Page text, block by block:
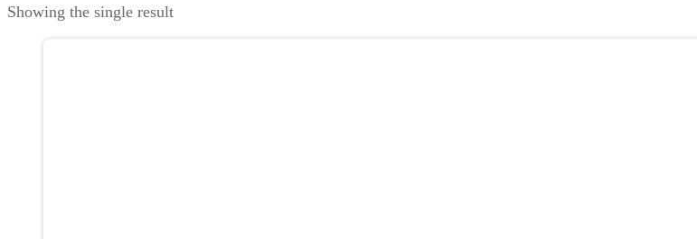
Showing the single result